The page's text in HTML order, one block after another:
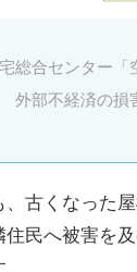
総合センター「
外部不経済の損
古くなった
民へ被害を